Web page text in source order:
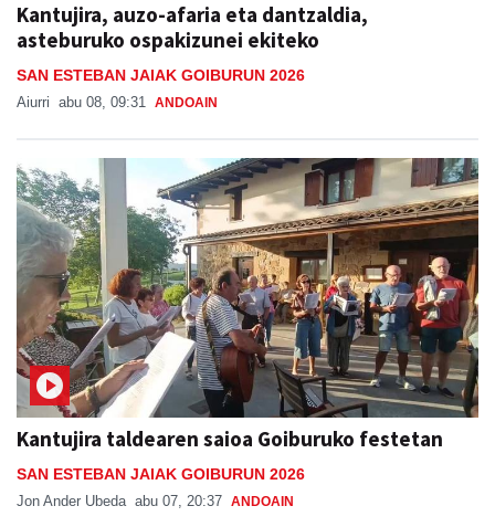
Kantujira, auzo-afaria eta dantzaldia,
asteburuko ospakizunei ekiteko
SAN ESTEBAN JAIAK GOIBURUN 2026
Aiurri abu 08, 09:31 ANDOAIN
Kantujira taldearen saioa Goiburuko festetan
SAN ESTEBAN JAIAK GOIBURUN 2026
Jon Ander Ubeda abu 07, 20:37 ANDOAIN